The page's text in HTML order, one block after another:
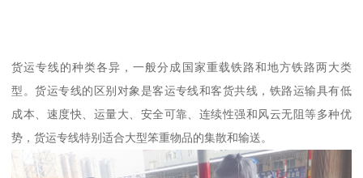
货运专线的种类各异，一般分成国家重载铁路和地方铁路两大类
型。货运专线的区别对象是客运专线和客货共线，铁路运输具有低
成本、速度快、运量大、安全可靠、连续性强和风云无阻等多种优
势，货运专线特别适合大型笨重物品的集散和输送。